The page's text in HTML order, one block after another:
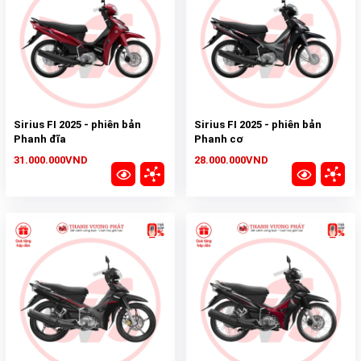
Sirius FI 2025 - phiên bản
Phanh đĩa
31.000.000VND
Sirius FI 2025 - phiên bản
Phanh cơ
28.000.000VND